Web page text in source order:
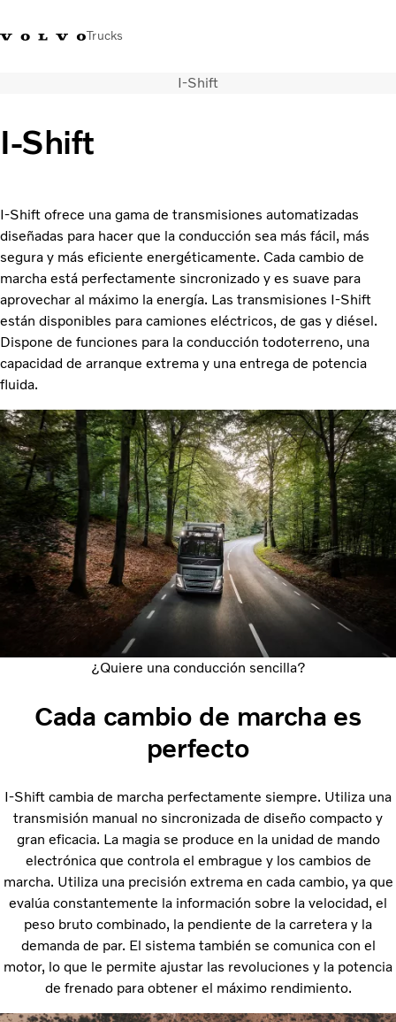
Trucks
Servicios
Acerca de nosotros
Contacto
Cada gota cuenta
Truck Builder
I-Shift
I-Shift
I-Shift ofrece una gama de transmisiones automatizadas
diseñadas para hacer que la conducción sea más fácil, más
segura y más eficiente energéticamente. Cada cambio de
marcha está perfectamente sincronizado y es suave para
aprovechar al máximo la energía. Las transmisiones I-Shift
están disponibles para camiones eléctricos, de gas y diésel.
Dispone de funciones para la conducción todoterreno, una
capacidad de arranque extrema y una entrega de potencia
fluida.
¿Quiere una conducción sencilla?
Cada cambio de marcha es
perfecto
I-Shift cambia de marcha perfectamente siempre. Utiliza una
transmisión manual no sincronizada de diseño compacto y
gran eficacia. La magia se produce en la unidad de mando
electrónica que controla el embrague y los cambios de
marcha. Utiliza una precisión extrema en cada cambio, ya que
evalúa constantemente la información sobre la velocidad, el
peso bruto combinado, la pendiente de la carretera y la
demanda de par. El sistema también se comunica con el
motor, lo que le permite ajustar las revoluciones y la potencia
de frenado para obtener el máximo rendimiento.